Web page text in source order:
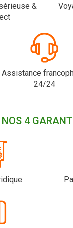
&
Assistance
24/24
NOS 4